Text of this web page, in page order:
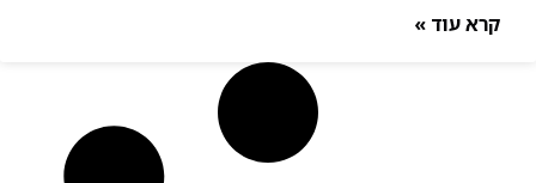
קרא עוד »